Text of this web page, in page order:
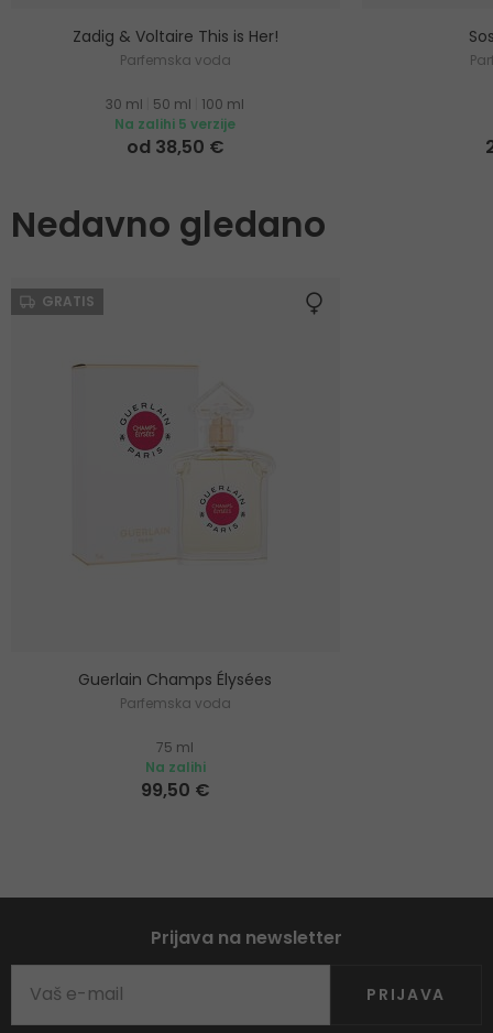
Zadig & Voltaire This is Her!
Parfemska voda
30 ml 50 ml
100 ml
Na zalihi 5 verzije
od 38,50 €
Nedavno gledano
GRATIS
Guerlain Champs Élysées
Parfemska voda
75 ml
Na zalihi
99,50 €
Prijava na newsletter
PRIJAVA